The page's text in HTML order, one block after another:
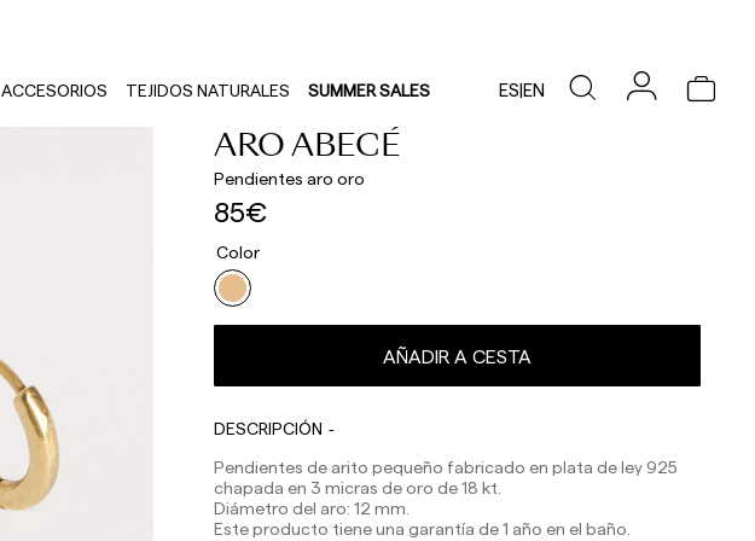
ACCESORIOS TEJIDOS NATURALES SUMMER SALES ES|EN
ARO ABECÉ
Pendientes aro oro
85€
Color
AÑADIR A CESTA
DESCRIPCIÓN
Pendientes de arito pequeño fabricado en plata de ley 925
chapada en 3 micras de oro de 18 kt.
Diámetro del aro: 12 mm.
Este producto tiene una garantía de 1 año en el baño.
Los plazos de entrega son los siguientes:
Envíos nacionales:
España (península): 1-3 días laborables. Excepto pre-
Baleares: 2-5 días laborables. Excepto pre-orders.
Excepto pre-orders.
Envíos a Europa: 3-5 días laborables. Excepto pre-
orders.
Envíos a USA: 5-7 días laborables